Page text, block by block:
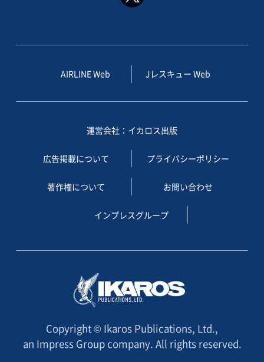
AIRLINE Web Jレスキュー Web
運営会社：イカロス出版
広告掲載について プライバシーポリシー
著作権について お問い合わせ
インプレスグループ
Copyright © Ikaros Publications, Ltd.,
an Impress Group company. All rights reserved.